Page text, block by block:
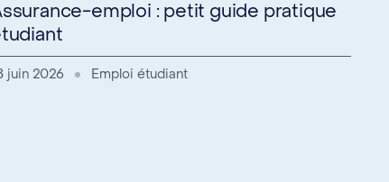
emploi : petit guide pratique
juin 2026 Emploi étudiant